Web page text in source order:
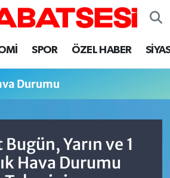
SPOR ÖZEL HABER
Durumu
Yarın ve 1
Hava Durumu
Eczaneler
Haritası
Durumu ve Fikstür